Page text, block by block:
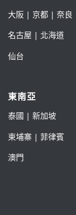
大阪 | 京都| 奈良
名古屋 | 北海道
仙台
東南亞
泰國 | 新加坡
柬埔寨 | 菲律賓
澳門